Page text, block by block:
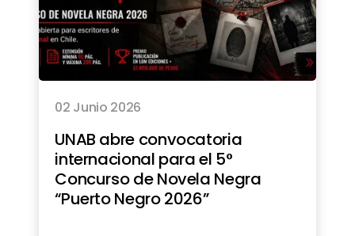
02 Junio 2026
UNAB abre convocatoria
internacional para el 5°
Concurso de Novela Negra
“Puerto Negro 2026”